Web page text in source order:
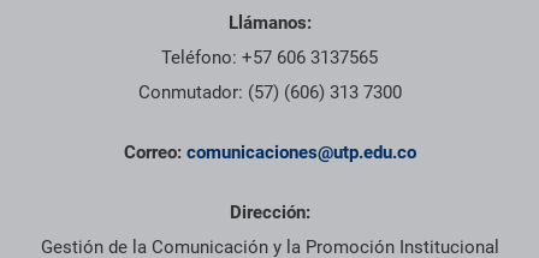
Llámanos:
Teléfono: +57 606 3137565
Conmutador: (57) (606) 313 7300
Correo: comunicaciones@utp.edu.co
Dirección:
Gestión de la Comunicación y la Promoción Institucional